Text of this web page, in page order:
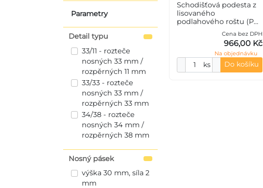
Parametry
Detail typu
33/11 - rozteče
nosných 33 mm /
rozpěrných 11 mm
33/33 - rozteče
nosných 33 mm /
rozpěrných 33 mm
34/38 - rozteče
nosných 34 mm /
rozpěrných 38 mm
Nosný pásek
výška 30 mm, síla 2
mm
Schodišťová podesta z
lisovaného
podlahového roštu (PR),
33/11 - rozteče nosných
33 mm / rozpěrných 11
mm, výška 30 mm, síla 2
mm, ocel S235JR (ST37.2
Cena bez DPH
966,00 Kč
Na objednávku
ks Do košíku